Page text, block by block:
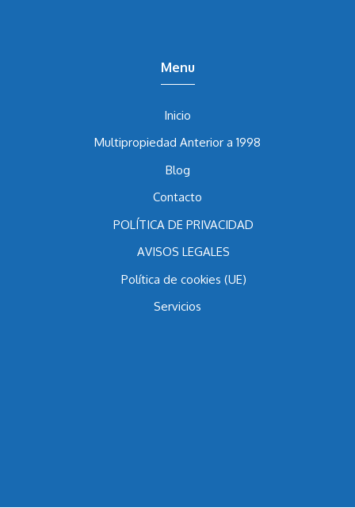
Inicio
Multipropiedad Anterior a 1998
Blog
Contacto
POLÍTICA DE PRIVACIDAD
AVISOS LEGALES
Política de cookies (UE)